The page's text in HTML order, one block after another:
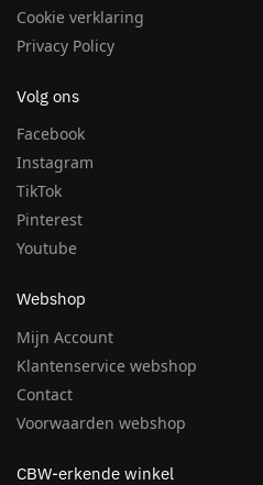
Cookie verklaring
Privacy Policy
Volg ons
Facebook
Instagram
TikTok
Pinterest
Youtube
Webshop
Mijn Account
Klantenservice webshop
Contact
Voorwaarden webshop
CBW-erkende winkel